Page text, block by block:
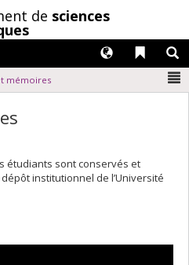
de sciences
Liens
Langues
mémoires
étudiants sont conservés et
dépôt institutionnel de l’Université